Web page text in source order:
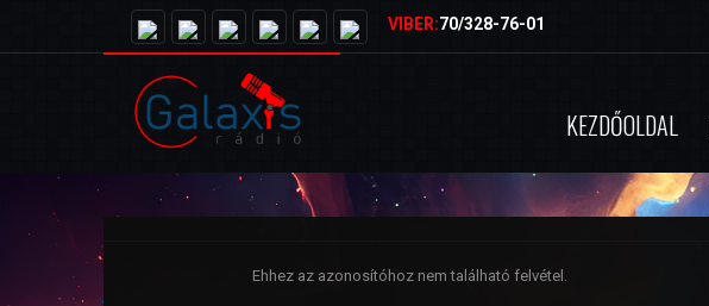
VIBER:70/328-76-01
KEZDŐOLDAL
Ehhez az azonosítóhoz nem található felvétel.